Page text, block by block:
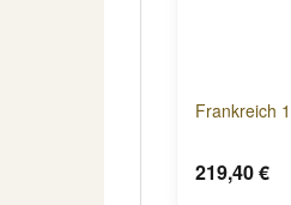
Frankreich
219,40 €